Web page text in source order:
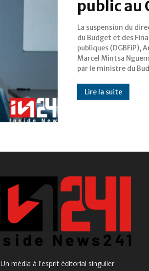
public au
La suspension du
du Budget et des
publiques (DGBFiP),
Marcel Mintsa
par le ministre du
Comptes publics,
continue de faire couler
salive. Face à
Lire la suite
Un média à l'esprit éditorial singulier